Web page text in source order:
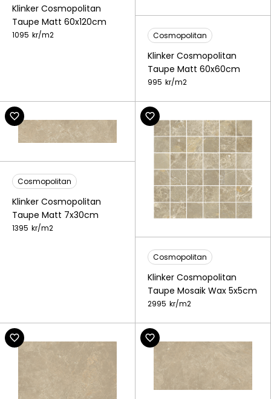
Klinker Cosmopolitan
Taupe Matt 60x120cm
1095 kr/m2 Cosmopolitan
Klinker Cosmopolitan
Taupe Matt 60x60cm
995 kr/m2
Cosmopolitan
Klinker Cosmopolitan
Taupe Matt 7x30cm
1395 kr/m2
Cosmopolitan
Klinker Cosmopolitan
Taupe Mosaik Wax 5x5cm
2995 kr/m2